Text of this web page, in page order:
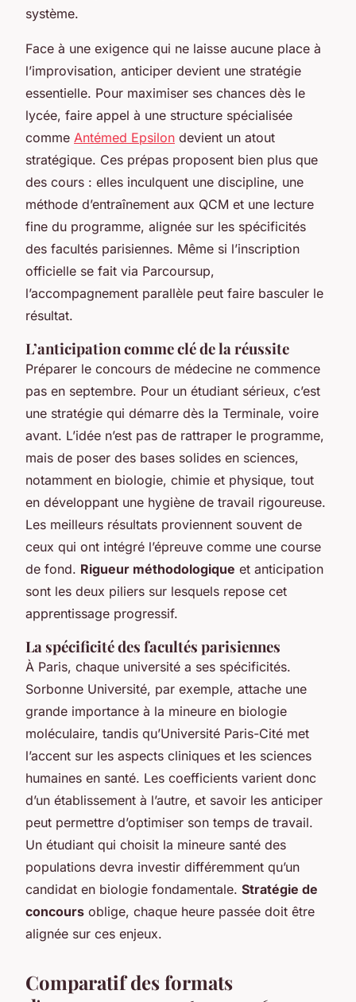
système.
Face à une exigence qui ne laisse aucune place à
l’improvisation, anticiper devient une stratégie
essentielle. Pour maximiser ses chances dès le
lycée, faire appel à une structure spécialisée
comme Antémed Epsilon devient un atout
stratégique. Ces prépas proposent bien plus que
des cours : elles inculquent une discipline, une
méthode d’entraînement aux QCM et une lecture
fine du programme, alignée sur les spécificités
des facultés parisiennes. Même si l’inscription
officielle se fait via Parcoursup,
l’accompagnement parallèle peut faire basculer le
résultat.
L’anticipation comme clé de la réussite
Préparer le concours de médecine ne commence
pas en septembre. Pour un étudiant sérieux, c’est
une stratégie qui démarre dès la Terminale, voire
avant. L’idée n’est pas de rattraper le programme,
mais de poser des bases solides en sciences,
notamment en biologie, chimie et physique, tout
en développant une hygiène de travail rigoureuse.
Les meilleurs résultats proviennent souvent de
ceux qui ont intégré l’épreuve comme une course
de fond. Rigueur méthodologique et anticipation
sont les deux piliers sur lesquels repose cet
apprentissage progressif.
La spécificité des facultés parisiennes
À Paris, chaque université a ses spécificités.
Sorbonne Université, par exemple, attache une
grande importance à la mineure en biologie
moléculaire, tandis qu’Université Paris-Cité met
l’accent sur les aspects cliniques et les sciences
humaines en santé. Les coefficients varient donc
d’un établissement à l’autre, et savoir les anticiper
peut permettre d’optimiser son temps de travail.
Un étudiant qui choisit la mineure santé des
populations devra investir différemment qu’un
candidat en biologie fondamentale. Stratégie de
concours oblige, chaque heure passée doit être
alignée sur ces enjeux.
Comparatif des formats